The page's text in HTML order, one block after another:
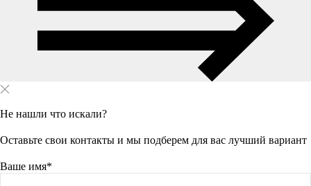
Не нашли что искали?
Оставьте свои контакты и мы подберем для вас лучший вариант
Ваше имя*